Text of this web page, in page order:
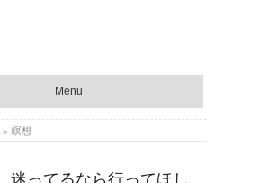
Menu
» 瞑想
迷ってるなら行ってほし